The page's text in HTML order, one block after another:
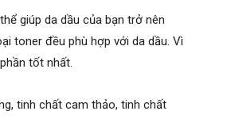
giúp da dầu của bạn trở nên
toner đều phù hợp với da dầu. Vì
tốt nhất.
tinh chất cam thảo, tinh chất